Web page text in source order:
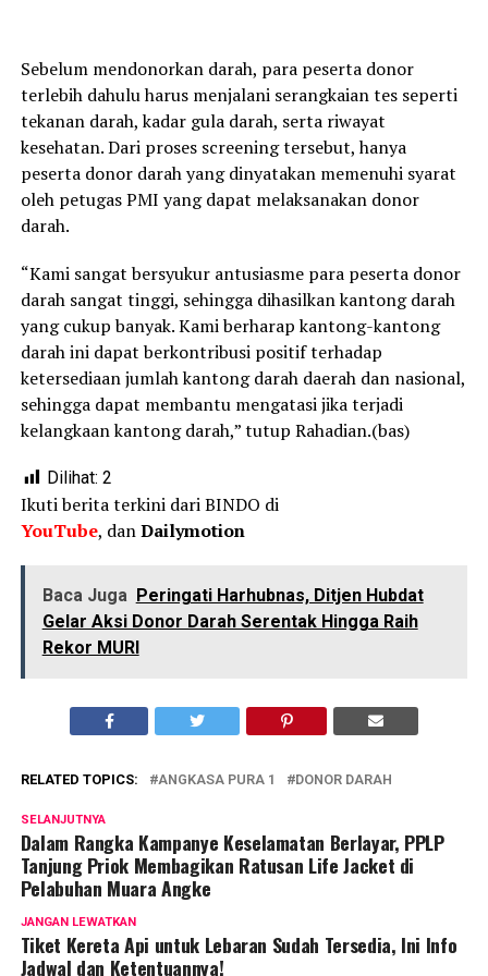
Sebelum mendonorkan darah, para peserta donor
terlebih dahulu harus menjalani serangkaian tes seperti
tekanan darah, kadar gula darah, serta riwayat
kesehatan. Dari proses screening tersebut, hanya
peserta donor darah yang dinyatakan memenuhi syarat
oleh petugas PMI yang dapat melaksanakan donor
darah.
“Kami sangat bersyukur antusiasme para peserta donor
darah sangat tinggi, sehingga dihasilkan kantong darah
yang cukup banyak. Kami berharap kantong-kantong
darah ini dapat berkontribusi positif terhadap
ketersediaan jumlah kantong darah daerah dan nasional,
sehingga dapat membantu mengatasi jika terjadi
kelangkaan kantong darah,” tutup Rahadian.(bas)
Dilihat: 2
Ikuti berita terkini dari BINDO di
YouTube, danDailymotion
Baca Juga Peringati Harhubnas, Ditjen Hubdat
Gelar Aksi Donor Darah Serentak Hingga Raih
Rekor MURI
RELATED TOPICS: ANGKASA PURA 1 DONOR DARAH
SELANJUTNYA
Dalam Rangka Kampanye Keselamatan Berlayar, PPLP
Tanjung Priok Membagikan Ratusan Life Jacket di
Pelabuhan Muara Angke
JANGAN LEWATKAN
Tiket Kereta Api untuk Lebaran Sudah Tersedia, Ini Info
Jadwal dan Ketentuannya!